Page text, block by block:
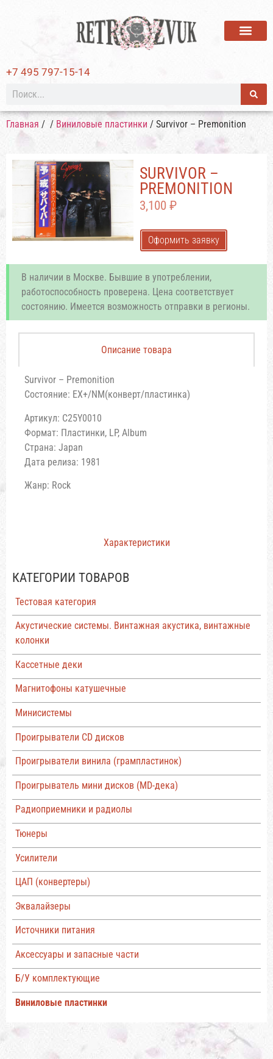
+7 495 797-15-14
Главная / / Виниловые пластинки / Survivor – Premonition
КАТЕГОРИИ ТОВАРОВ
Тестовая категория
Акустические системы. Винтажная акустика, винтажные
колонки
Кассетные деки
Магнитофоны катушечные
Минисистемы
Проигрыватели CD дисков
Проигрыватели винила (грампластинок)
Проигрыватель мини дисков (MD-дека)
Радиоприемники и радиолы
Тюнеры
Усилители
ЦАП (конвертеры)
Эквалайзеры
Источники питания
Аксессуары и запасные части
Б/У комплектующие
Виниловые пластинки
SURVIVOR –
PREMONITION
3,100 ₽
Оформить заявку
В наличии в Москве. Бывшие в употреблении,
работоспособность проверена. Цена соответствует
состоянию. Имеется возможность отправки в регионы.
Описание товара
Характеристики
Survivor – Premonition
Состояние: EX+/NM(конверт/пластинка)
Артикул: C25Y0010
Формат: Пластинки, LP, Album
Страна: Japan
Дата релиза: 1981
Жанр: Rock